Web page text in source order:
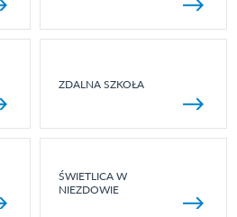
ZDALNA SZKOŁA
ŚWIETLICA W
NIEZDOWIE